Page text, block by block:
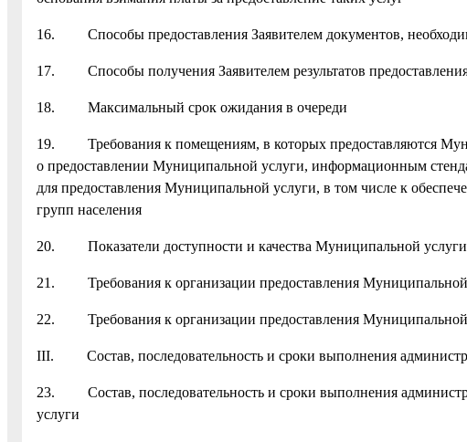
16. Способы предоставления Заявителем документов,
17. Способы получения Заявителем результатов
18. Максимальный срок ожидания в очереди
19. Требования к помещениям, в которых предоставляются
о предоставлении Муниципальной услуги, информационным
для предоставления Муниципальной услуги, в том числе к
групп населения
20. Показатели доступности и качества Муниципальной услуги
21. Требования к организации предоставления Муниципальной
22. Требования к организации предоставления
III. Состав, последовательность и сроки выполнения
23. Состав, последовательность и сроки выполнения
услуги